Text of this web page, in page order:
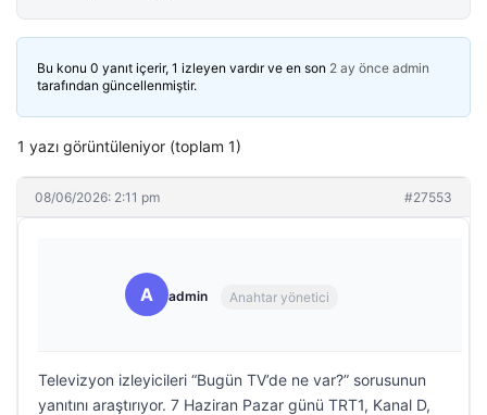
Bu konu 0 yanıt içerir, 1 izleyen vardır ve en son 2 ay önce admin
tarafından güncellenmiştir.
1 yazı görüntüleniyor (toplam 1)
08/06/2026: 2:11 pm #27553
A admin Anahtar yönetici
Televizyon izleyicileri “Bugün TV’de ne var?” sorusunun
yanıtını araştırıyor. 7 Haziran Pazar günü TRT1, Kanal D,